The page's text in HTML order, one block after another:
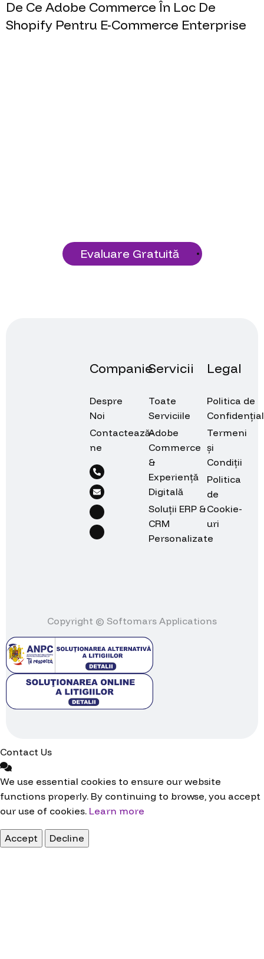
De Ce Adobe Commerce În Loc De
Shopify Pentru E-Commerce Enterprise
Evaluare Gratuită
Companie
Despre
Noi
Contactează-
ne
Servicii
Toate
Serviciile
Adobe
Commerce
&
Experiență
Digitală
Soluții ERP &
CRM
Personalizate
Legal
Politica de
Termeni
și
Condiții
Politica
de
Cookie-
uri
Copyright © Softomars Applications
Contact Us
We use essential cookies to ensure our website
functions properly. By continuing to browse, you accept
our use of cookies. Learn more
Accept Decline